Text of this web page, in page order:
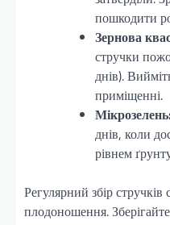
пошкодити
Зернова
стручки
днів).
приміщенні.
днів, коли
рівнем
Регулярний збір
плодоношення.